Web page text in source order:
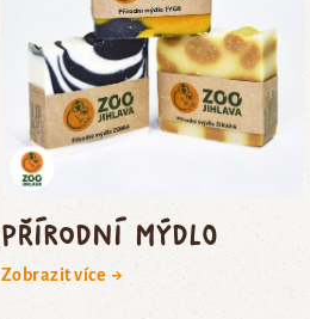
Přírodní mýdlo
Zobrazit více →